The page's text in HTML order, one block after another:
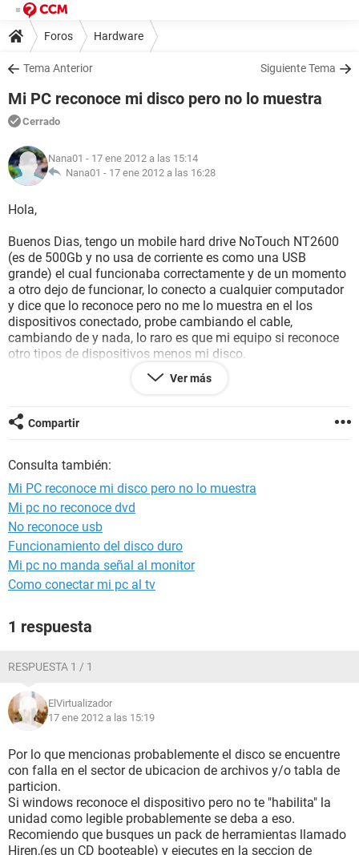
Foros Hardware
Tema Anterior Siguiente Tema
Mi PC reconoce mi disco pero no lo muestra
Cerrado
Nana01 - 17 ene 2012 a las 15:14
Nana01 - 17 ene 2012 a las 16:28
Hola,
Buenos Dias, tengo un mobile hard drive NoTouch NT2600
(es de 500Gb y no usa de corriente es como una USB
grande) el cual funcionaba correctamente y de un momento
a otro dejo de funcionar, lo conecto a cualquier computador
y dice que lo reconoce pero no me lo muestra en el los
dispositivos conectado, probe cambiando el cable,
cambiando de y nada, lo raro es que mi equipo si reconoce
otro tipos de dispositivos menos mi disco.
Alguien me puede ayudar, tengo informacion muy valiosa.
Ver más
Compartir
Consulta también:
Mi PC reconoce mi disco pero no lo muestra
Mi pc no reconoce dvd
No reconoce usb
Funcionamiento del disco duro
Mi pc no manda señal al monitor
Como conectar mi pc al tv
1 respuesta
RESPUESTA 1 / 1
ElVirtualizador
17 ene 2012 a las 15:19
Por lo que mencionas probablemente el disco se encuentre
con falla en el sector de ubicacion de archivos y/o tabla de
particion.
Si windows reconoce el dispositivo pero no te "habilita" la
unidad como legible probablemente se deba a eso.
Recomiendo que busques un pack de herramientas llamado
Hiren,(es un CD booteable) y ejecutes en la seccion de